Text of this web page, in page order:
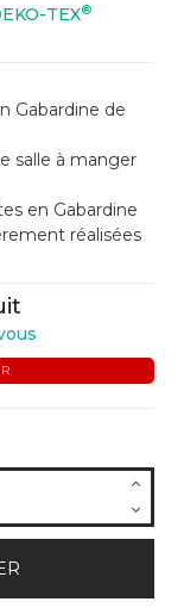
TEX®
Gabardine de
salle à manger
en Gabardine
réalisées